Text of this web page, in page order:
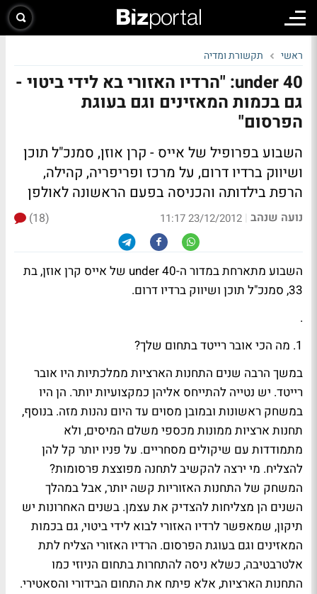
ראשי תקשורת ומדיה
under 40: "הרדיו האזורי בא לידי ביטוי -
גם בכמות המאזינים וגם בעוגת
הפרסום"
השבוע בפרופיל של אייס - קרן אוזן, סמנכ"ל תוכן
ושיווק ברדיו דרום, על מרכז ופריפריה, קהילה,
הרפת בילדותה והכניסה בפעם הראשונה לאולפן
נועה שנהב |
23/12/2012 11:17
(18)
השבוע מתארחת במדור ה-under 40 של אייס קרן אוזן, בת
33, סמנכ"ל תוכן ושיווק ברדיו דרום.
.
1. מה הכי אובר רייטד בתחום שלך?
במשך הרבה שנים התחנות הארציות ממלכתיות היו אובר
רייטד. יש נטייה להתייחס אליהן כמקצועיות יותר. הן היו
במשחק ראשונות ובמובן מסוים עד היום נהנות מזה. בנוסף,
תחנות ארציות ממונות מכספי משלם המיסים, ולא
מתמודדות עם שיקולים מסחריים. על פניו יותר קל להן
להצליח. מי ירצה להקשיב לתחנה מפוצצת פרסומות?
המשחק של התחנות האזוריות קשה יותר, אבל במהלך
השנים הן מצליחות להצדיק את עצמן. בשנים האחרונות יש
תיקון, שמאפשר לרדיו האזורי לבוא לידי ביטוי, גם בכמות
המאזינים וגם בעוגת הפרסום. הרדיו האזורי הצליח לתת
אלטרבטיבה, כשלא ניסה להתחרות בתחום הניוזי כמו
התחנות הארציות, אלא פיתח את התחום הבידורי והסאטירי.